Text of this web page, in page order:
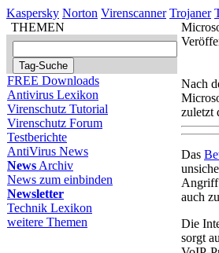
Kaspersky Norton Virenscanner Trojaner
THEMEN
FREE Downloads
Antivirus Lexikon
Virenschutz Tutorial
Virenschutz Forum
Testberichte
AntiVirus News
News Archiv
News zum einbinden
Newsletter
Technik Lexikon
weitere Themen
Nach
zuletzt
Das
Angriff
auch
Die
sorgt